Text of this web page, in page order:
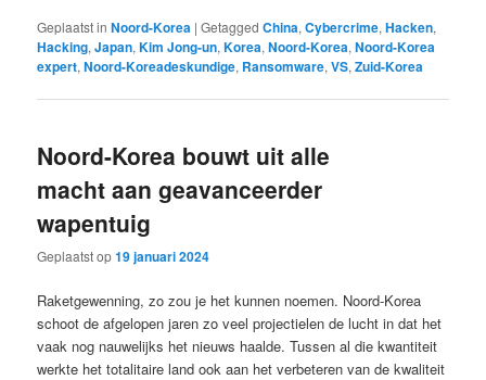
Geplaatst in Noord-Korea |Getagged China,Cybercrime,Hacken,
Hacking,Japan,Kim Jong-un,Korea,Noord-Korea,Noord-Korea
expert,Noord-Koreadeskundige, Ransomware,VS,Zuid-Korea
Noord-Korea bouwt uit alle
macht aan geavanceerder
wapentuig
Geplaatst op19 januari 2024
Raketgewenning, zo zou je het kunnen noemen. Noord-Korea
schoot de afgelopen jaren zo veel projectielen de lucht in dat het
vaak nog nauwelijks het nieuws haalde. Tussen al die kwantiteit
werkte het totalitaire land ook aan het verbeteren van de kwaliteit